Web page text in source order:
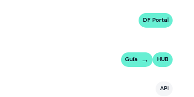
DF Portal
Guía HUB
API